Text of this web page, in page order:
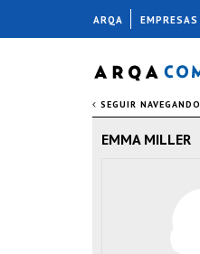
SEGUIR NAVEGANDO
EMMA MILLER
ARQA EMPRESAS